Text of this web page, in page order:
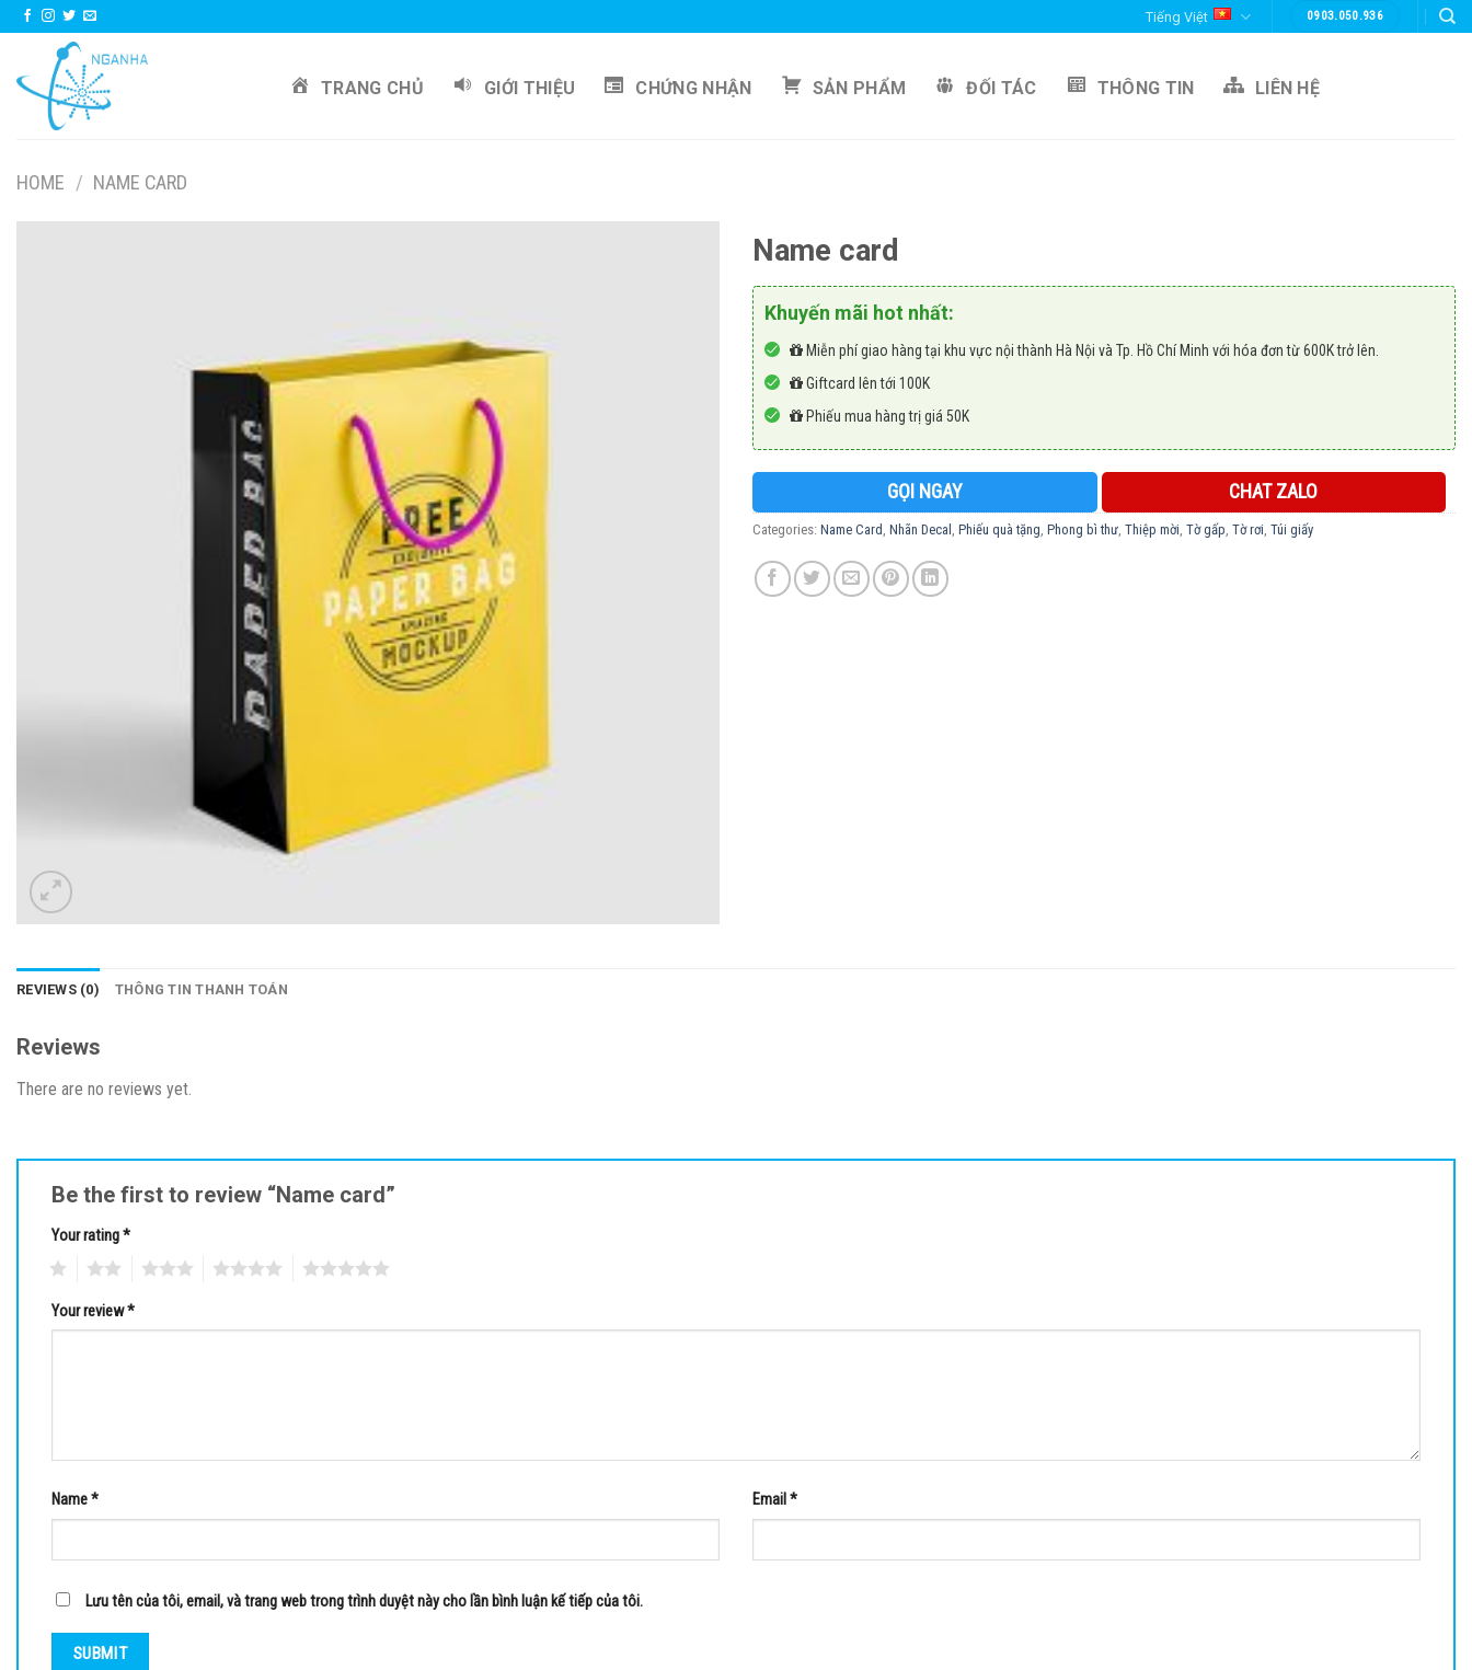
Skip
to
Tiếng Việt 0903.050.936
TRANG CHỦ GIỚI THIỆU CHỨNG NHẬN SẢN PHẨM ĐỐI TÁC THÔNG TIN LIÊN HỆ
HOME / NAME CARD
Name card
Khuyến mãi hot nhất:
Miễn phí giao hàng tại khu vực nội thành Hà Nội và Tp. Hồ Chí Minh với hóa đơn từ 600K trở lên.
Giftcard lên tới 100K
Phiếu mua hàng trị giá 50K
GỌI NGAY CHAT ZALO
Categories: Name Card Nhãn Decal Phiếu quà tặng Phong bì thư Thiệp mời Tờ gấp Tờ rơi Túi giấy
REVIEWS (0) THÔNG TIN THANH TOÁN
Reviews
There are no reviews yet.
Be the first to review “Name card”
Your rating*
Your review*
Name* Email *
Lưu tên của tôi, email, và trang web trong trình duyệt này cho lần bình luận kế tiếp của tôi.